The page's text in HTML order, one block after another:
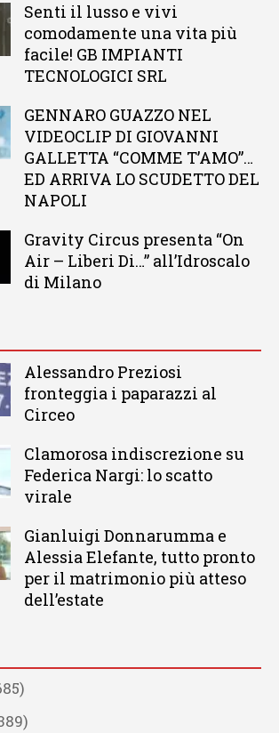
Senti il lusso e vivi
comodamente una vita più
facile! GB IMPIANTI
TECNOLOGICI SRL
GENNARO GUAZZO NEL
VIDEOCLIP DI GIOVANNI
GALLETTA “COMME T’AMO”…
ED ARRIVA LO SCUDETTO DEL
NAPOLI
Gravity Circus presenta “On
Air – Liberi Di…” all’Idroscalo
di Milano
Alessandro Preziosi
fronteggia i paparazzi al
Circeo
Clamorosa indiscrezione su
Federica Nargi: lo scatto
virale
Gianluigi Donnarumma e
Alessia Elefante, tutto pronto
per il matrimonio più atteso
dell’estate